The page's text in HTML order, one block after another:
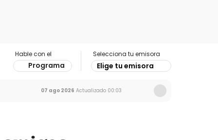
Hable con el
Programa
Selecciona tu emisora
Elige tu emisora
07 ago 2026 Actualizado 00:03